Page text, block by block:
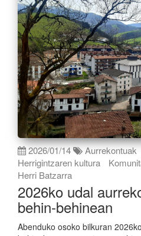
2026/01/14 Aurrekontuak
Herrigintzaren kultura
Herri Batzarra
2026ko udal
behin-behinean
Abenduko osoko bilkuran